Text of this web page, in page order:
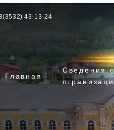
43-13-24
Главная
Сведения